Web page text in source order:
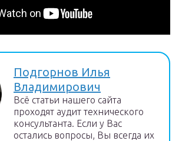
Подгорнов Илья
Владимирович
Всё статьи нашего сайта
проходят аудит технического
консультанта. Если у Вас
остались вопросы, Вы всегда их